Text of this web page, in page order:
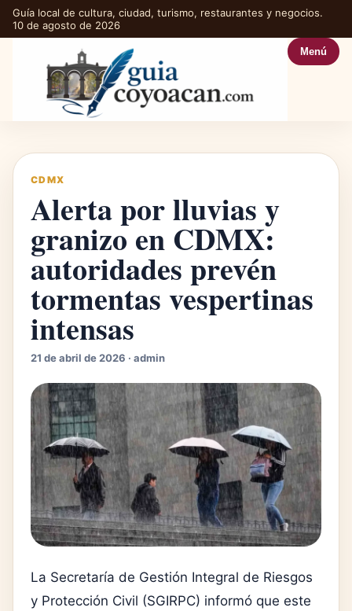
Guía local de cultura, ciudad, turismo, restaurantes y negocios.
10 de agosto de 2026
Menú
CDMX
Alerta por lluvias y
granizo en CDMX:
autoridades prevén
tormentas vespertinas
intensas
21 de abril de 2026 · admin
La Secretaría de Gestión Integral de Riesgos
y Protección Civil (SGIRPC) informó que este